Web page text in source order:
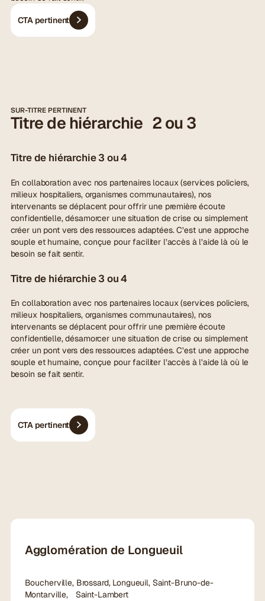
CTA pertinent
SUR-TITRE PERTINENT
Titre de hiérarchie 2 ou 3
Titre de hiérarchie 3 ou 4
En collaboration avec nos partenaires locaux (services policiers,
milieux hospitaliers, organismes communautaires), nos
intervenants se déplacent pour offrir une première écoute
confidentielle, désamorcer une situation de crise ou simplement
créer un pont vers des ressources adaptées. C’est une approche
souple et humaine, conçue pour faciliter l’accès à l’aide là où le
besoin se fait sentir.
Titre de hiérarchie 3 ou 4
En collaboration avec nos partenaires locaux (services policiers,
milieux hospitaliers, organismes communautaires), nos
intervenants se déplacent pour offrir une première écoute
confidentielle, désamorcer une situation de crise ou simplement
créer un pont vers des ressources adaptées. C’est une approche
souple et humaine, conçue pour faciliter l’accès à l’aide là où le
besoin se fait sentir.
CTA pertinent
Agglomération de Longueuil
Boucherville, Brossard, Longueuil, Saint-Bruno-de-
Montarville, Saint-Lambert